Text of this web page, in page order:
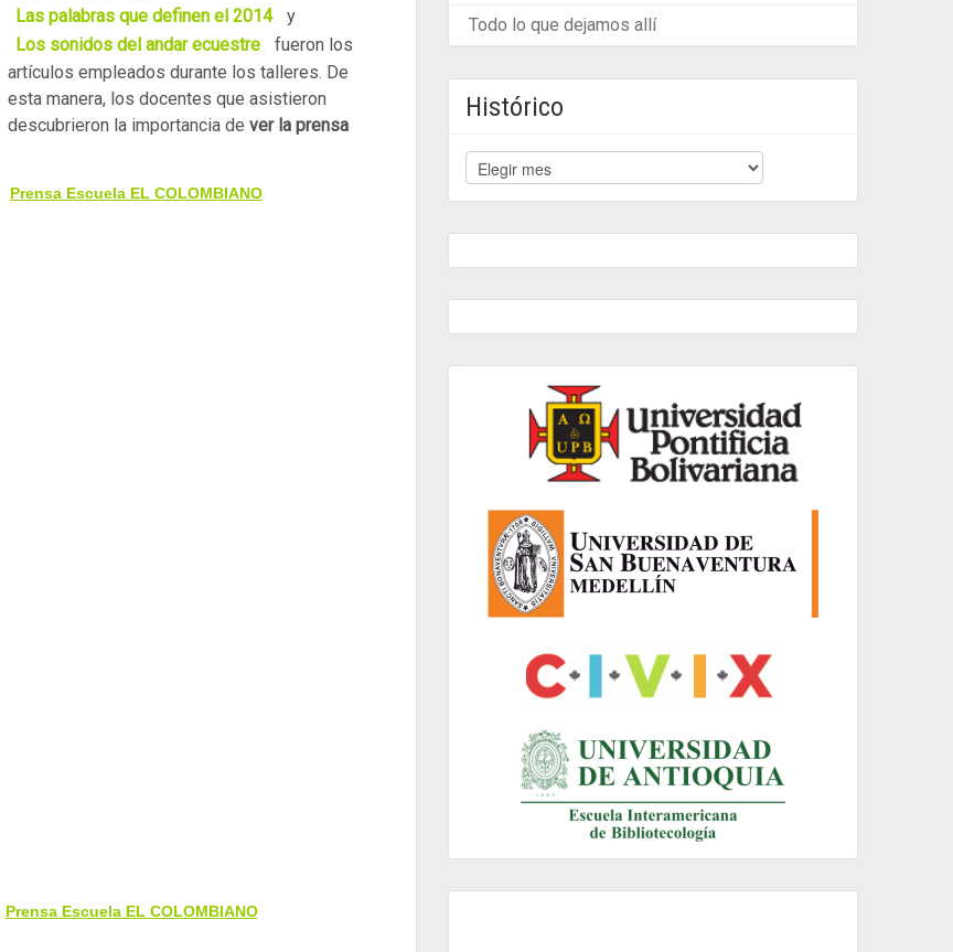
Las palabras que definen el 2014
y
Los sonidos del andar ecuestre
fueron los
artículos empleados durante los talleres. De
esta manera, los docentes que asistieron
descubrieron la importancia de ver la prensa
Prensa Escuela EL COLOMBIANO
Prensa Escuela EL COLOMBIANO
Todo lo que dejamos allí
Histórico